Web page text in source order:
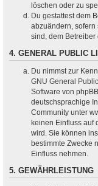
löschen oder zu
Du gestattest dem
abzuändern,
sind, dem Betreiber
4. GENERAL PUBLIC
Du nimmst zur
GNU General
Software von
deutschsprachige
Community unter
keinen Einfluss auf
wird. Sie können
bestimmte Zwecke
Einfluss nehmen.
5. GEWÄHRLEISTUNG